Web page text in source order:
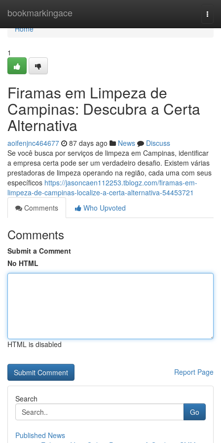
bookmarkingace
Home
Home
1
Firamas em Limpeza de
Campinas: Descubra a Certa
Alternativa
aoifenjnc464677 87 days ago News
Discuss
Se você busca por serviços de limpeza em Campinas, identificar
a empresa certa pode ser um verdadeiro desafio. Existem várias
prestadoras de limpeza operando na região, cada uma com seus
específicos https://jasoncaen112253.tblogz.com/firamas-em-
limpeza-de-campinas-localize-a-certa-alternativa-54453721
Comments
Who Upvoted
Comments
Submit a Comment
No HTML
HTML is disabled
Report Page
Search
Go
Published News